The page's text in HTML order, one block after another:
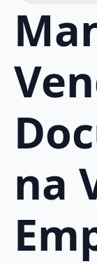
na